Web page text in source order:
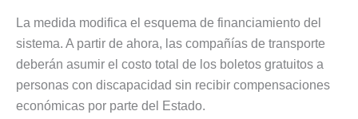
La medida modifica el esquema de financiamiento del
sistema. A partir de ahora, las compañías de transporte
deberán asumir el costo total de los boletos gratuitos a
personas con discapacidad sin recibir compensaciones
económicas por parte del Estado.